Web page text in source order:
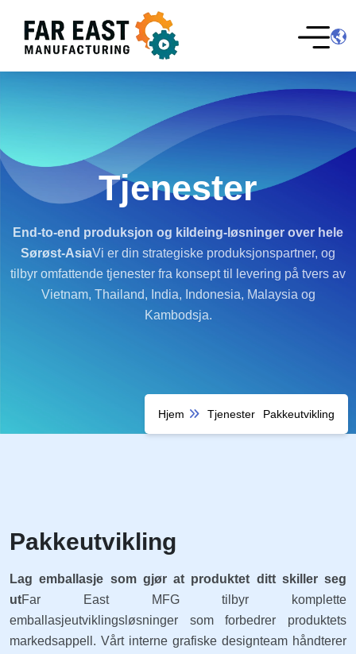
Tjenester
End-to-end produksjon og kildeing-løsninger over hele
Sørøst-AsiaVi er din strategiske produksjonspartner, og
tilbyr omfattende tjenester fra konsept til levering på tvers av
Vietnam, Thailand, India, Indonesia, Malaysia og
Kambodsja.
Hjem Tjenester Pakkeutvikling
Pakkeutvikling
Lag emballasje som gjør at produktet ditt skiller seg
utFar East MFG tilbyr komplette
emballasjeutviklingsløsninger som forbedrer produktets
markedsappell. Vårt interne grafiske designteam håndterer